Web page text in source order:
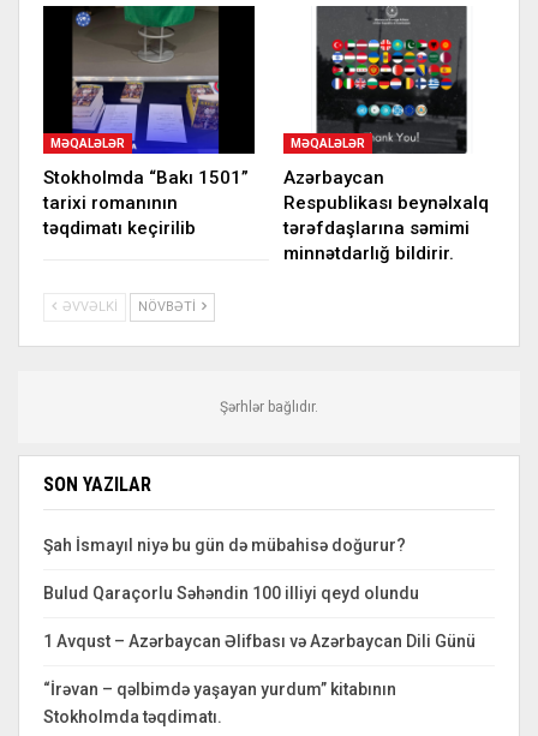
MƏQALƏLƏR
Stokholmda “Bakı 1501”
tarixi romanının
təqdimatı keçirilib
MƏQALƏLƏR
Azərbaycan
Respublikası beynəlxalq
tərəfdaşlarına səmimi
minnətdarlığ bildirir.
ƏVVƏLKI NÖVBƏTI
Şərhlər bağlıdır.
SON YAZILAR
Şah İsmayıl niyə bu gün də mübahisə doğurur?
Bulud Qaraçorlu Səhəndin 100 illiyi qeyd olundu
1 Avqust – Azərbaycan Əlifbası və Azərbaycan Dili Günü
“İrəvan – qəlbimdə yaşayan yurdum” kitabının
Stokholmda təqdimatı.